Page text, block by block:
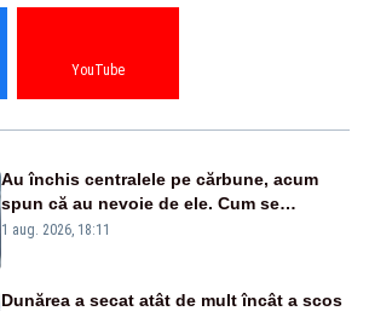
YouTube
Au închis centralele pe cărbune, acum
spun că au nevoie de ele. Cum se
pasează vina în plină criză energetică
1 aug. 2026, 18:11
Dunărea a secat atât de mult încât a scos